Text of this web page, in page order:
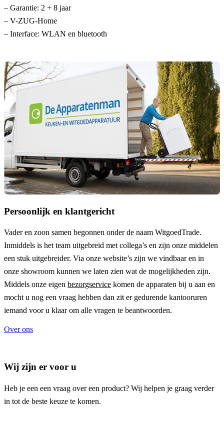
– Garantie: 2 + 8 jaar
– V-ZUG-Home
– Interface: WLAN en bluetooth
Persoonlijk en klantgericht
Vader en zoon samen begonnen onder de naam WitgoedTrade.
Inmiddels is het team uitgebreid met collega’s en zijn onze middelen
een stuk uitgebreider. Via onze website’s zijn we vindbaar en in
onze showroom kunnen we laten zien wat de mogelijkheden zijn.
Middels onze eigen bezorgservice komen de apparaten bij u aan en
mocht u nog een vraag hebben dan zit er gedurende kantooruren
iemand voor u klaar om alle vragen te beantwoorden.
Over ons
Wij zijn er voor u
Heb je een een vraag over een product? Wij helpen je graag verder
in tot de beste keuze te komen.